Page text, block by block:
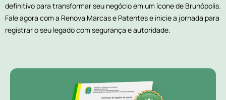
definitivo para transformar seu negócio em um ícone de Brunópolis.
Fale agora com a Renova Marcas e Patentes e inicie a jornada para
registrar o seu legado com segurança e autoridade.